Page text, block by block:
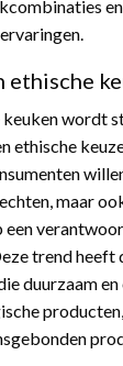
ethische
keuken wordt
ethische
maar
trend heeft
duurzaam